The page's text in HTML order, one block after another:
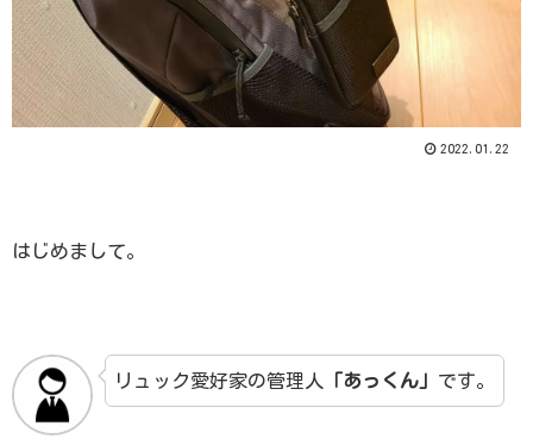
2022.01.22
はじめまして。
リュック愛好家の管理人 「あっくん」 です。